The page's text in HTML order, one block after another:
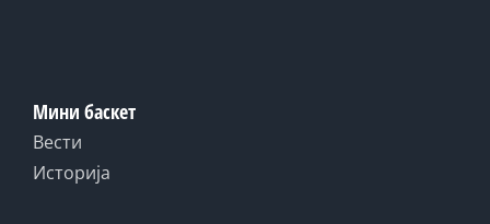
Мини баскет
Вести
Историја